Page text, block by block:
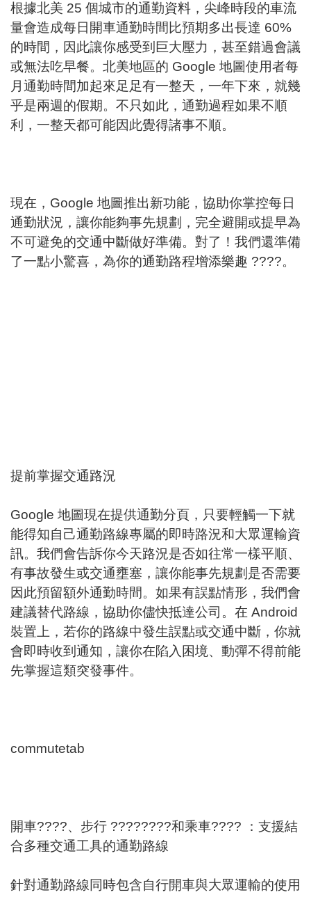
根據北美 25 個城市的通勤資料，尖峰時段的車流
量會造成每日開車通勤時間比預期多出長達 60%
的時間，因此讓你感受到巨大壓力，甚至錯過會議
或無法吃早餐。北美地區的 Google 地圖使用者每
月通勤時間加起來足足有一整天，一年下來，就幾
乎是兩週的假期。不只如此，通勤過程如果不順
利，一整天都可能因此覺得諸事不順。
現在，Google 地圖推出新功能，協助你掌控每日
通勤狀況，讓你能夠事先規劃，完全避開或提早為
不可避免的交通中斷做好準備。對了！我們還準備
了一點小驚喜，為你的通勤路程增添樂趣 ????。
提前掌握交通路況
Google 地圖現在提供通勤分頁，只要輕觸一下就
能得知自己通勤路線專屬的即時路況和大眾運輸資
訊。我們會告訴你今天路況是否如往常一樣平順、
有事故發生或交通壅塞，讓你能事先規劃是否需要
因此預留額外通勤時間。如果有誤點情形，我們會
建議替代路線，協助你儘快抵達公司。在 Android
裝置上，若你的路線中發生誤點或交通中斷，你就
會即時收到通知，讓你在陷入困境、動彈不得前能
先掌握這類突發事件。
commutetab
開車????、步行 ????????和乘車???? ：支援結
合多種交通工具的通勤路線
針對通勤路線同時包含自行開車與大眾運輸的使用